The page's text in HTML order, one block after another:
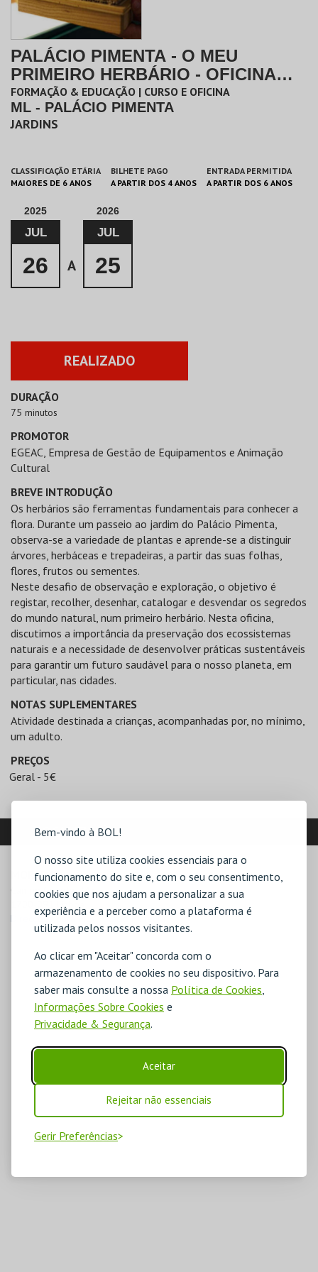
Bem-vindo à BOL!
O nosso site utiliza cookies essenciais para o
funcionamento do site e, com o seu consentimento,
cookies que nos ajudam a personalizar a sua
experiência e a perceber como a plataforma é
utilizada pelos nossos visitantes.
Ao clicar em "Aceitar" concorda com o
armazenamento de cookies no seu dispositivo. Para
saber mais consulte a nossa Política de Cookies
Informações Sobre Cookies e
Privacidade & Segurança.
Aceitar
Rejeitar não essenciais
Gerir Preferências
PALÁCIO PIMENTA - O MEU
PRIMEIRO HERBÁRIO - OFICINA
PARA FAMÍLIAS
FORMAÇÃO & EDUCAÇÃO | CURSO E OFICINA
ML - PALÁCIO PIMENTA
JARDINS
CLASSIFICAÇÃO ETÁRIA
MAIORES DE 6 ANOS
BILHETE PAGO
A PARTIR DOS 4 ANOS
ENTRADA PERMITIDA
A PARTIR DOS 6 ANOS
2025
JUL
26 A
2026
JUL
25
REALIZADO
DURAÇÃO
75 minutos
PROMOTOR
EGEAC, Empresa de Gestão de Equipamentos e Animação
Cultural
BREVE INTRODUÇÃO
Os herbários são ferramentas fundamentais para conhecer a
flora. Durante um passeio ao jardim do Palácio Pimenta,
observa-se a variedade de plantas e aprende-se a distinguir
árvores, herbáceas e trepadeiras, a partir das suas folhas,
flores, frutos ou sementes.
Neste desafio de observação e exploração, o objetivo é
registar, recolher, desenhar, catalogar e desvendar os segredos
do mundo natural, num primeiro herbário. Nesta oficina,
discutimos a importância da preservação dos ecossistemas
naturais e a necessidade de desenvolver práticas sustentáveis
para garantir um futuro saudável para o nosso planeta, em
particular, nas cidades.
NOTAS SUPLEMENTARES
Atividade destinada a crianças, acompanhadas por, no mínimo,
um adulto.
PREÇOS
Geral - 5€
LOCALIZAÇÃO
MORADA
Campo Grande, 245
1700-091 Lisboa
Direcções para ML - Palácio Pimenta